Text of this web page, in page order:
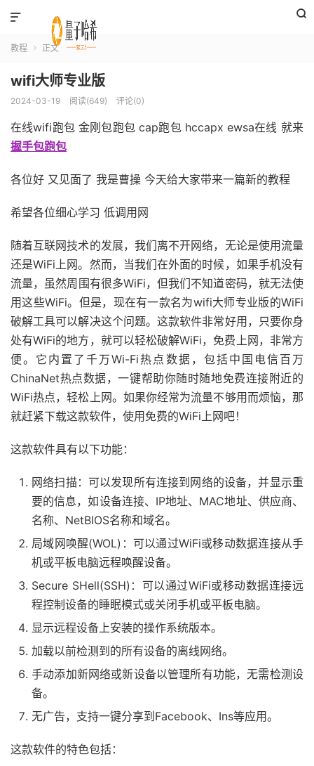


教程  正文
wifi大师专业版
2024-03-19 阅读(649) 评论(0)
在线wifi跑包 金刚包跑包 cap跑包 hccapx ewsa在线 就来
握手包跑包
各位好 又见面了 我是曹操 今天给大家带来一篇新的教程
希望各位细心学习 低调用网
随着互联网技术的发展，我们离不开网络，无论是使用流量
还是WiFi上网。然而，当我们在外面的时候，如果手机没有
流量，虽然周围有很多WiFi，但我们不知道密码，就无法使
用这些WiFi。但是，现在有一款名为wifi大师专业版的WiFi
破解工具可以解决这个问题。这款软件非常好用，只要你身
处有WiFi的地方，就可以轻松破解WiFi，免费上网，非常方
便。它内置了千万Wi-Fi热点数据，包括中国电信百万
ChinaNet热点数据，一键帮助你随时随地免费连接附近的
WiFi热点，轻松上网。如果你经常为流量不够用而烦恼，那
就赶紧下载这款软件，使用免费的WiFi上网吧！
这款软件具有以下功能：
网络扫描：可以发现所有连接到网络的设备，并显示重
要的信息，如设备连接、IP地址、MAC地址、供应商、
名称、NetBIOS名称和域名。
局域网唤醒(WOL)：可以通过WiFi或移动数据连接从手
机或平板电脑远程唤醒设备。
Secure SHell(SSH)：可以通过WiFi或移动数据连接远
程控制设备的睡眠模式或关闭手机或平板电脑。
显示远程设备上安装的操作系统版本。
加载以前检测到的所有设备的离线网络。
手动添加新网络或新设备以管理所有功能，无需检测设
备。
无广告，支持一键分享到Facebook、Ins等应用。
这款软件的特色包括：